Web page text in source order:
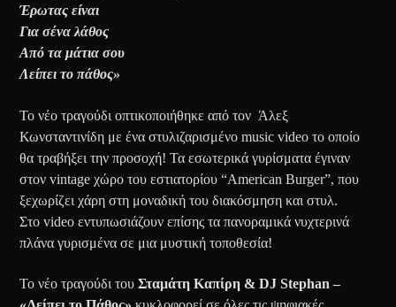
Έρωτας είναι
Για σένα λάθος
Από τα μάτια σου
Λείπει το πάθος»
Το νέο τραγούδι οπτικοποιήθηκε από τον Άλεξ
Κωνσταντινίδη με ένα στυλιζαρισμένο music video το οποίο
θα τραβήξει την προσοχή! Τα εσωτερικά γυρίσματα έγιναν
στον vintage χώρο του εστιατορίου “American Burger”, που
ξεχωρίζει χάρη στη μοναδική του διακόσμηση και στυλ.
Στο video εντυπωσιάζουν επίσης τα πανοραμικά νυχτερινά
πλάνα γυρισμένα σε μια μυστική τοποθεσία!
Το νέο τραγούδι τουΣταμάτη Καπίρη &DJ Stephan –